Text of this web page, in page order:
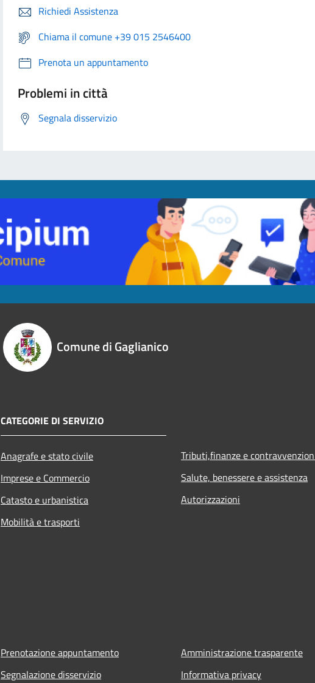
Richiedi Assistenza
Chiama il comune +39 015 2546400
Prenota un appuntamento
Problemi in città
Segnala disservizio
Comune di Gaglianico
CATEGORIE DI SERVIZIO
Anagrafe e stato civile
Imprese e Commercio
Catasto e urbanistica
Mobilità e trasporti
Tributi,finanze e
Salute, benessere e assistenza
Autorizzazioni
Prenotazione appuntamento
Segnalazione disservizio
Amministrazione trasparente
Informativa privacy